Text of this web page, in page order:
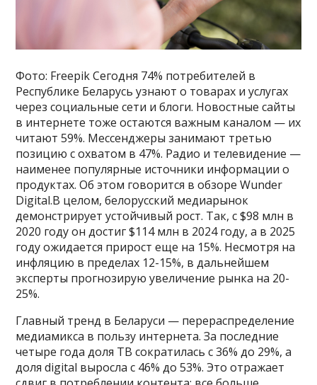
Фото: Freepik Сегодня 74% потребителей в
Республике Беларусь узнают о товарах и услугах
через социальные сети и блоги. Новостные сайты
в интернете тоже остаются важным каналом — их
читают 59%. Мессенджеры занимают третью
позицию с охватом в 47%. Радио и телевидение —
наименее популярные источники информации о
продуктах. Об этом говорится в обзоре Wunder
Digital.В целом, белорусский медиарынок
демонстрирует устойчивый рост. Так, с $98 млн в
2020 году он достиг $114 млн в 2024 году, а в 2025
году ожидается прирост еще на 15%. Несмотря на
инфляцию в пределах 12-15%, в дальнейшем
эксперты прогнозирую увеличение рынка на 20-
25%.
Главный тренд в Беларуси — перераспределение
медиамикса в пользу интернета. За последние
четыре года доля ТВ сократилась с 36% до 29%, а
доля digital выросла с 46% до 53%. Это отражает